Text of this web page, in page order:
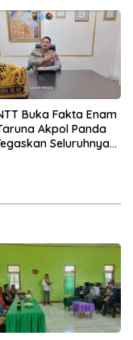
Buka Fakta Enam
Akpol Panda
Seluruhnya